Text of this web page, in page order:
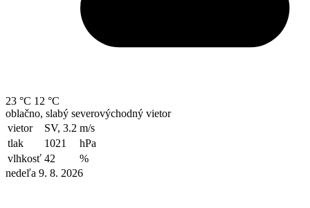
23 °C 12 °C
oblačno, slabý severovýchodný vietor
vietor
SV, 3.2 m/s
tlak
1021
hPa
vlhkosť 42
%
nedeľa 9. 8. 2026